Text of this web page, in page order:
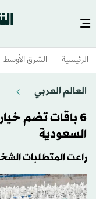
الرئيسية الشرق الأوسط​
العالم العربي
6 باقات تضم
السعودية
راعت المتطلبات